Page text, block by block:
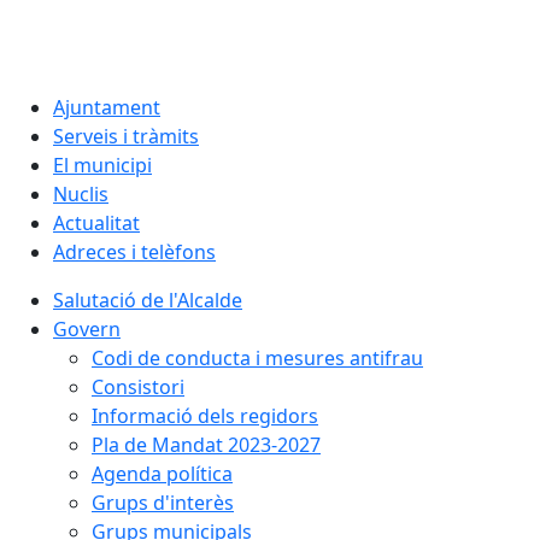
Ajuntament
Serveis i tràmits
El municipi
Nuclis
Actualitat
Adreces i telèfons
Salutació de l'Alcalde
Govern
Codi de conducta i mesures antifrau
Consistori
Informació dels regidors
Pla de Mandat 2023-2027
Agenda política
Grups d'interès
Grups municipals